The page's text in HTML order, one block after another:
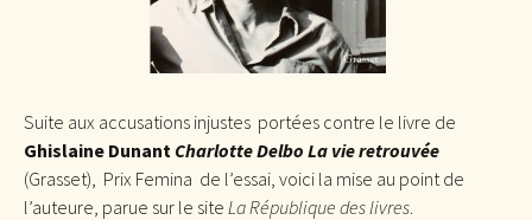
Suite aux accusations injustes portées contre le livre de
Ghislaine Dunant Charlotte Delbo La vie retrouvée
(Grasset), Prix Femina de l’essai, voici la mise au point de
l’auteure, parue sur le site La République des livres